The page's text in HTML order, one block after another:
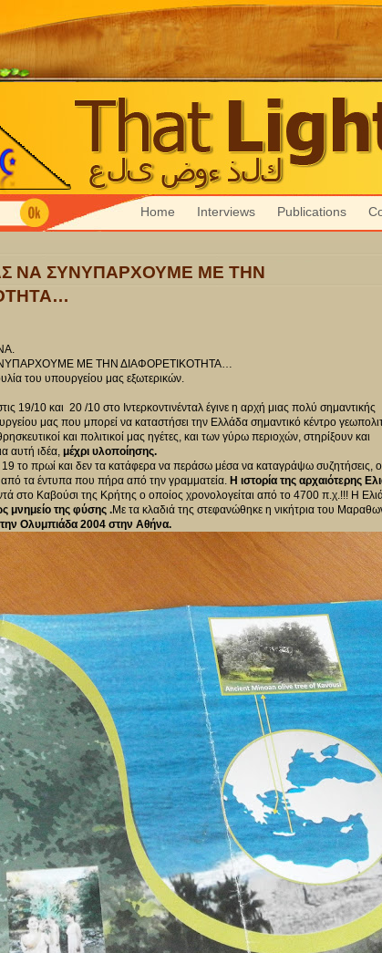
Home Interviews Publications
ΝΑ ΣΥΝΥΠΑΡΧΟΥΜΕ ΜΕ ΤΗΝ
ΜΕ ΤΗΝ ΔΙΑΦΟΡΕΤΙΚΟΤΗΤΑ…
του υπουργείου μας εξωτερικών.
19/10 και 20 /10 στο Ιντερκοντινένταλ έγινε η αρχή μιας πολύ σημαντικής
μας που μπορεί να καταστήσει την Ελλάδα σημαντικό κέντρο
και πολιτικοί μας ηγέτες, και των γύρω περιοχών, στηρίξουν και
αυτή ιδέα, μέχρι υλοποίησης.
19 το πρωί και δεν τα κατάφερα να περάσω μέσα να καταγράψω συζητήσεις,
τα έντυπα που πήρα από την γραμματεία. Η ιστορία της αρχαιότερης
στο Καβούσι της Κρήτης ο οποίος χρονολογείται από το 4700 π.χ.!!! Η
μνημείο της φύσης .Με τα κλαδιά της στεφανώθηκε η νικήτρια του
Ολυμπιάδα 2004 στην Αθήνα.